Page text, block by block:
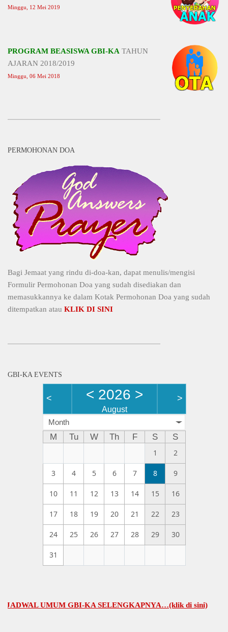
Minggu, 12 Mei 2019
PROGRAM BEASISWA GBI-KA TAHUN
AJARAN 2018/2019
Minggu, 06 Mei 2018
PERMOHONAN DOA
Bagi Jemaat yang rindu di-doa-kan, dapat menulis/mengisi
Formulir Permohonan Doa yang sudah disediakan dan
memasukkannya ke dalam Kotak Permohonan Doa yang sudah
ditempatkan atau KLIK DI SINI
GBI-KA EVENTS
< < 2026 >
August
>
Month
M Tu W Th F S
S
1
2
3 4 5 6 7 8 9
10 11 12 13 14 15 16
17 18 19 20 21 22 23
24 25 26 27 28 29 30
31
UMUM GBI-KA SELENGKAPNYA…(klik di sini)